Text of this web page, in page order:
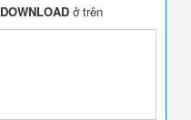
DOWNLOAD ở trên